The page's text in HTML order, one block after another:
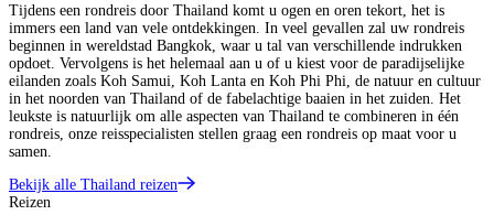
Tijdens een rondreis door Thailand komt u ogen en oren tekort, het is
immers een land van vele ontdekkingen. In veel gevallen zal uw rondreis
beginnen in wereldstad Bangkok, waar u tal van verschillende indrukken
opdoet. Vervolgens is het helemaal aan u of u kiest voor de paradijselijke
eilanden zoals Koh Samui, Koh Lanta en Koh Phi Phi, de natuur en cultuur
in het noorden van Thailand of de fabelachtige baaien in het zuiden. Het
leukste is natuurlijk om alle aspecten van Thailand te combineren in één
rondreis, onze reisspecialisten stellen graag een rondreis op maat voor u
samen.
Bekijk alle Thailand reizen
Reizen